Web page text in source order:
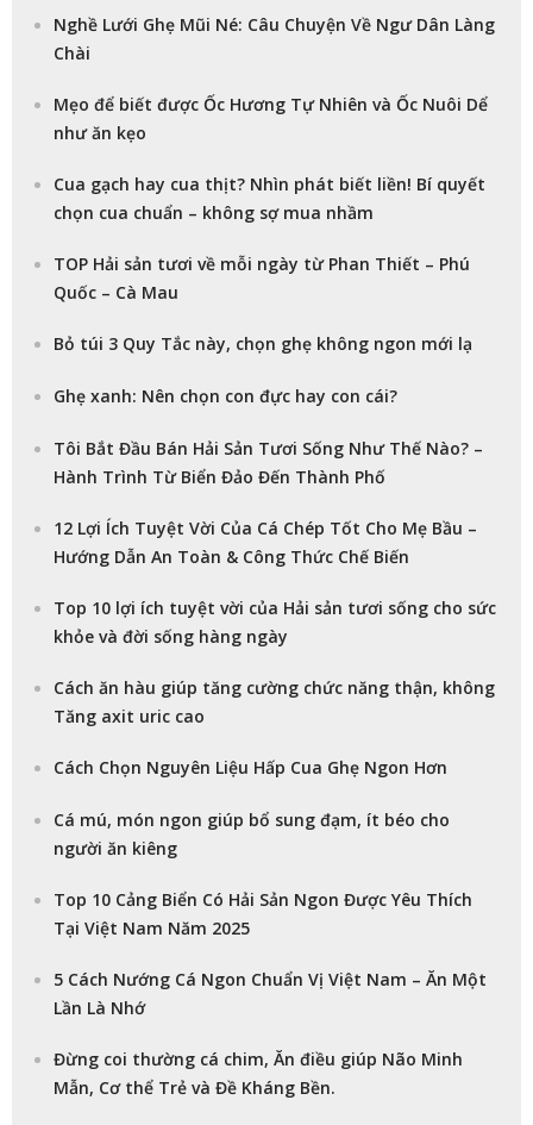
Nghề Lưới Ghẹ Mũi Né: Câu Chuyện Về Ngư Dân Làng
Chài
Mẹo để biết được Ốc Hương Tự Nhiên và Ốc Nuôi Dể
như ăn kẹo
Cua gạch hay cua thịt? Nhìn phát biết liền! Bí quyết
chọn cua chuẩn – không sợ mua nhầm
TOP Hải sản tươi về mỗi ngày từ Phan Thiết – Phú
Quốc – Cà Mau
Bỏ túi 3 Quy Tắc này, chọn ghẹ không ngon mới lạ
Ghẹ xanh: Nên chọn con đực hay con cái?
Tôi Bắt Đầu Bán Hải Sản Tươi Sống Như Thế Nào? –
Hành Trình Từ Biển Đảo Đến Thành Phố
12 Lợi Ích Tuyệt Vời Của Cá Chép Tốt Cho Mẹ Bầu –
Hướng Dẫn An Toàn & Công Thức Chế Biến
Top 10 lợi ích tuyệt vời của Hải sản tươi sống cho sức
khỏe và đời sống hàng ngày
Cách ăn hàu giúp tăng cường chức năng thận, không
Tăng axit uric cao
Cách Chọn Nguyên Liệu Hấp Cua Ghẹ Ngon Hơn
Cá mú, món ngon giúp bổ sung đạm, ít béo cho
người ăn kiêng
Top 10 Cảng Biển Có Hải Sản Ngon Được Yêu Thích
Tại Việt Nam Năm 2025
5 Cách Nướng Cá Ngon Chuẩn Vị Việt Nam – Ăn Một
Lần Là Nhớ
Đừng coi thường cá chim, Ăn điều giúp Não Minh
Mẫn, Cơ thể Trẻ và Đề Kháng Bền.